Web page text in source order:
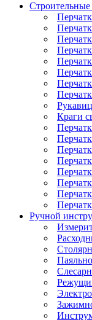
Строительные
Краги
Ручной